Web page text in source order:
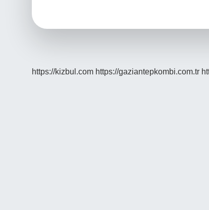
https://kizbul.com https://gaziantepkombi.com.tr